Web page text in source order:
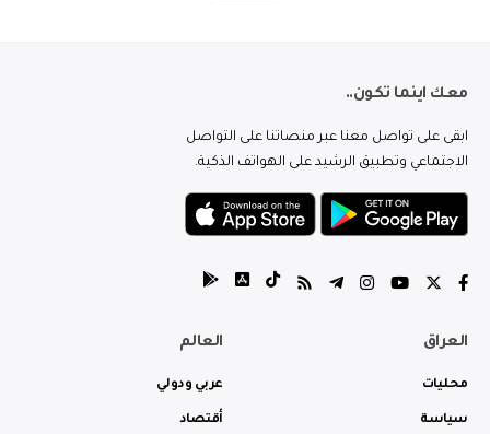
معك اينما تكون..
ابقى على تواصل معنا عبر منصاتنا على التواصل
الاجتماعي وتطبيق الرشيد على الهواتف الذكية.
العراق
محليات
سياسة
العالم
عربي ودولي
أقتصاد